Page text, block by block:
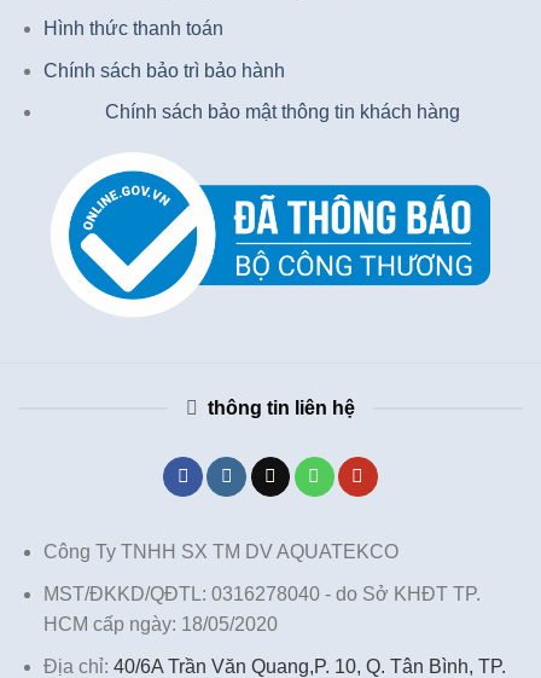
Hình thức thanh toán
Chính sách bảo trì bảo hành
Chính sách bảo mật thông tin khách hàng
thông tin liên hệ
Công Ty TNHH SX TM DV AQUATEKCO
MST/ĐKKD/QĐTL: 0316278040 - do Sở KHĐT TP.
HCM cấp ngày: 18/05/2020
Địa chỉ: 40/6A Trần Văn Quang,P. 10, Q. Tân Bình, TP.